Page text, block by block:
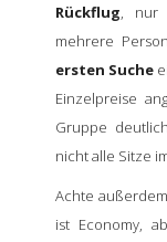
Rückflug, nur
mehrere
ersten Suche
Einzelpreise
Gruppe
nicht alle Sitze
Achte
ist Economy,